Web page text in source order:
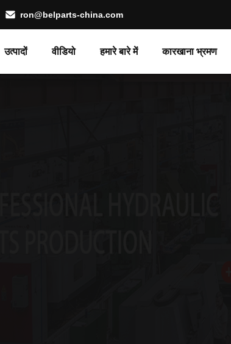
ron@belparts-china.com
उत्पादों वीडियो हमारे बारे में कारखाना भ्रमण